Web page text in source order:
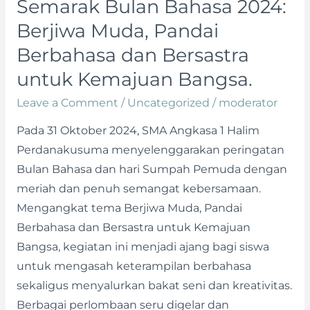
Semarak Bulan Bahasa 2024:
Berjiwa Muda, Pandai
Berbahasa dan Bersastra
untuk Kemajuan Bangsa.
Leave a Comment / Uncategorized / moderator
Pada 31 Oktober 2024, SMA Angkasa 1 Halim
Perdanakusuma menyelenggarakan peringatan
Bulan Bahasa dan hari Sumpah Pemuda dengan
meriah dan penuh semangat kebersamaan.
Mengangkat tema Berjiwa Muda, Pandai
Berbahasa dan Bersastra untuk Kemajuan
Bangsa, kegiatan ini menjadi ajang bagi siswa
untuk mengasah keterampilan berbahasa
sekaligus menyalurkan bakat seni dan kreativitas.
Berbagai perlombaan seru digelar dan
Kemajuan
Bangsa.